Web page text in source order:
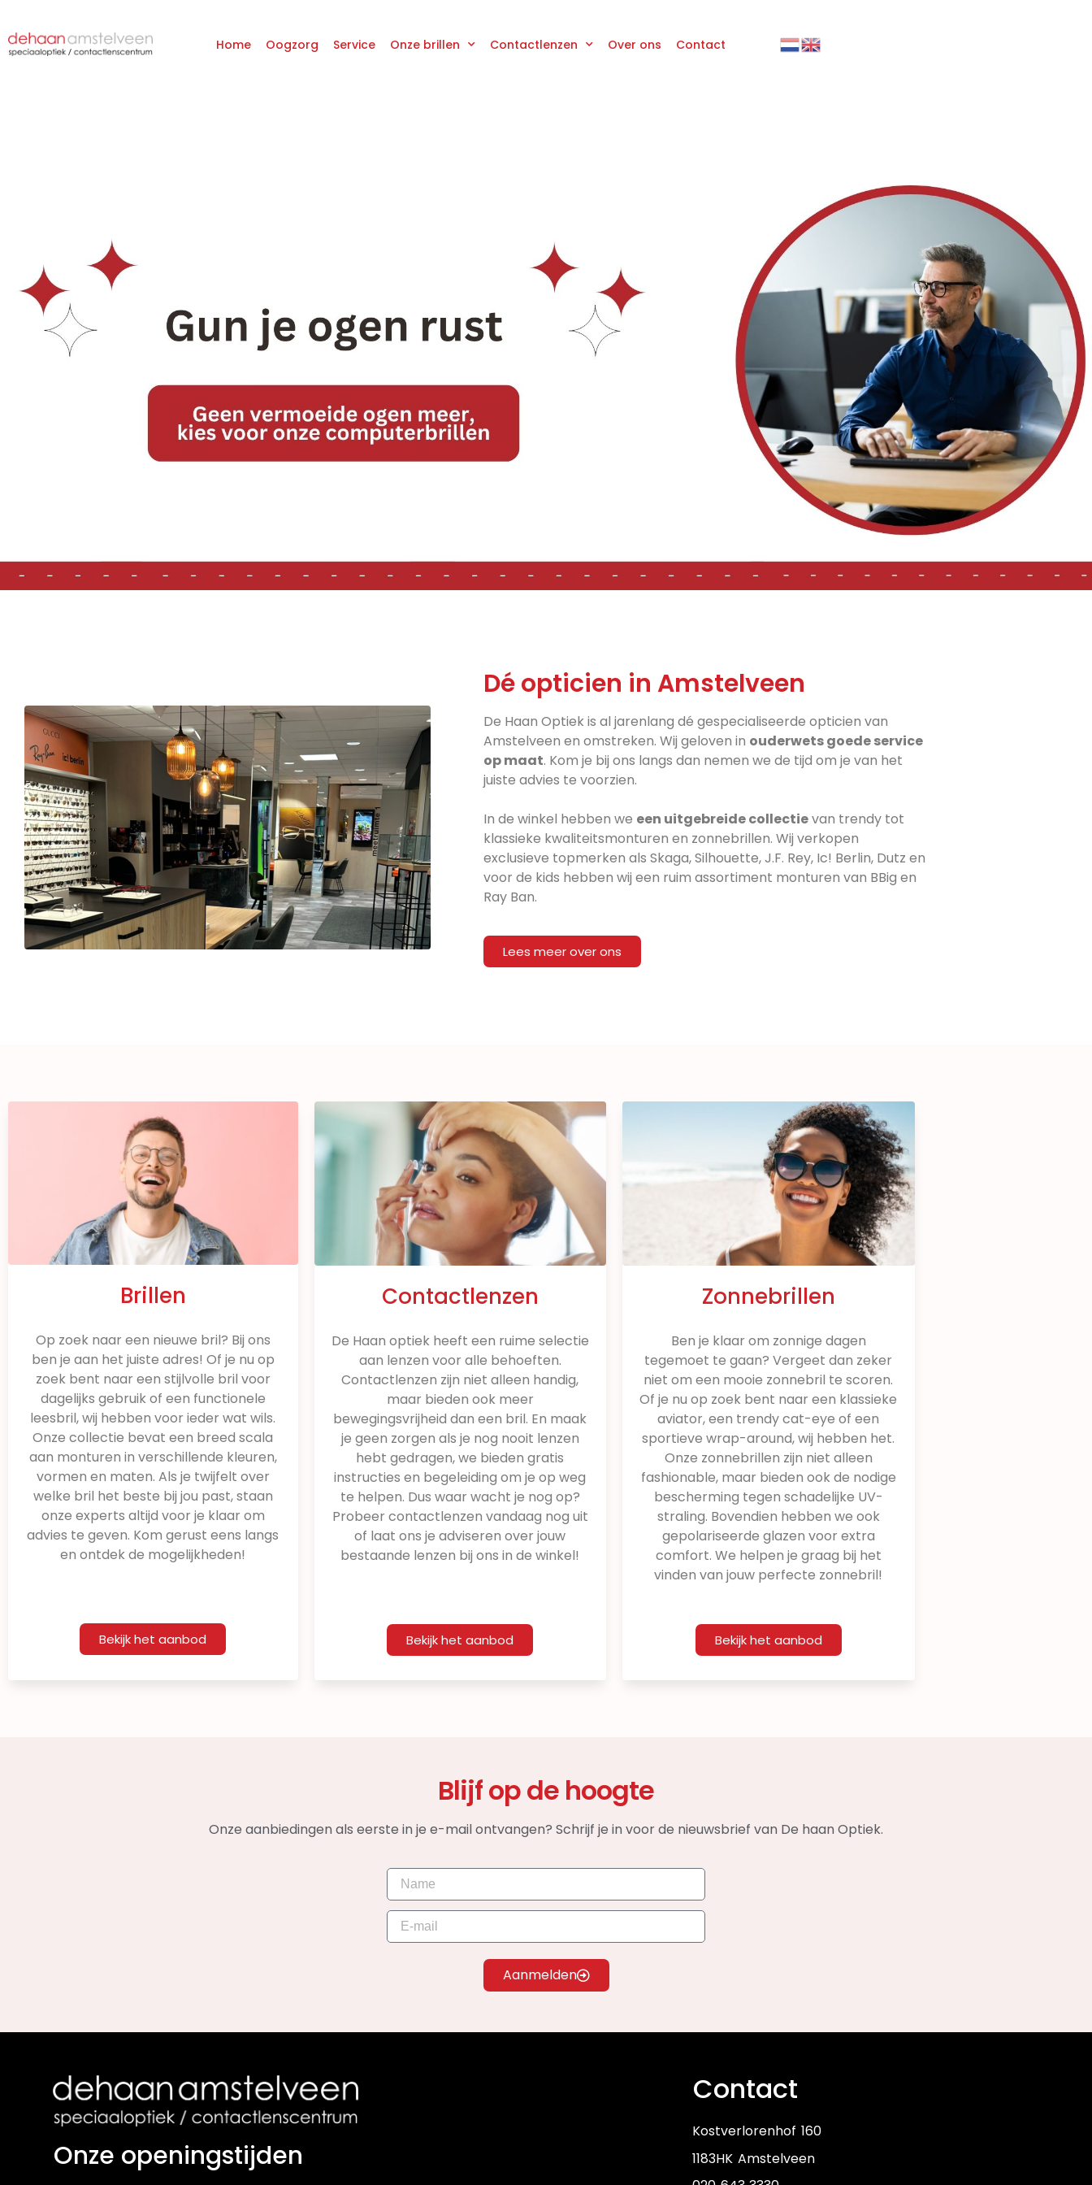
Home Oogzorg Service Onze brillen Contactlenzen Over ons Contact
Dé opticien in Amstelveen
De Haan Optiek is al jarenlang dé gespecialiseerde opticien van
Amstelveen en omstreken. Wij geloven in ouderwets goede service
op maat. Kom je bij ons langs dan nemen we de tijd om je van het
juiste advies te voorzien.
In de winkel hebben we een uitgebreide collectievan trendy tot
klassieke kwaliteitsmonturen en zonnebrillen. Wij verkopen
exclusieve topmerken als Skaga, Silhouette, J.F. Rey, Ic! Berlin, Dutz en
voor de kids hebben wij een ruim assortiment monturen van BBig en
Ray Ban.
Lees meer over ons
Brillen
Op zoek naar een nieuwe bril? Bij ons
ben je aan het juiste adres! Of je nu op
zoek bent naar een stijlvolle bril voor
dagelijks gebruik of een functionele
leesbril, wij hebben voor ieder wat wils.
Onze collectie bevat een breed scala
aan monturen in verschillende kleuren,
vormen en maten. Als je twijfelt over
welke bril het beste bij jou past, staan
onze experts altijd voor je klaar om
advies te geven. Kom gerust eens langs
en ontdek de mogelijkheden!
Bekijk het aanbod
Contactlenzen
De Haan optiek heeft een ruime selectie
aan lenzen voor alle behoeften.
Contactlenzen zijn niet alleen handig,
maar bieden ook meer
bewegingsvrijheid dan een bril. En maak
je geen zorgen als je nog nooit lenzen
hebt gedragen, we bieden gratis
instructies en begeleiding om je op weg
te helpen. Dus waar wacht je nog op?
Probeer contactlenzen vandaag nog uit
of laat ons je adviseren over jouw
bestaande lenzen bij ons in de winkel!
Bekijk het aanbod
Zonnebrillen
Ben je klaar om zonnige dagen
tegemoet te gaan? Vergeet dan zeker
niet om een mooie zonnebril te scoren.
Of je nu op zoek bent naar een klassieke
aviator, een trendy cat-eye of een
sportieve wrap-around, wij hebben het.
Onze zonnebrillen zijn niet alleen
fashionable, maar bieden ook de nodige
bescherming tegen schadelijke UV-
straling. Bovendien hebben we ook
gepolariseerde glazen voor extra
comfort. We helpen je graag bij het
vinden van jouw perfecte zonnebril!
Bekijk het aanbod
Blijf op de hoogte
Onze aanbiedingen als eerste in je e-mail ontvangen? Schrijf je in voor de nieuwsbrief van De haan Optiek.
Aanmelden
Onze openingstijden
Contact
Kostverlorenhof 160
1183HK Amstelveen